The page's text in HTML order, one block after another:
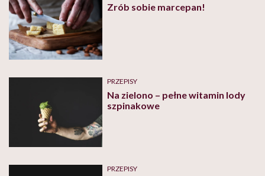
Zrób sobie marcepan!
PRZEPISY
Na zielono – pełne witamin lody
szpinakowe
PRZEPISY